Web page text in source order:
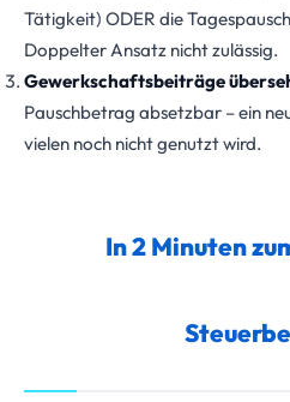
Tätigkeit) ODER die
Doppelter Ansatz nicht zulässig.
Gewerkschaftsbeiträge
Pauschbetrag absetzbar – ein
vielen noch nicht genutzt wird.
In 2 Minuten